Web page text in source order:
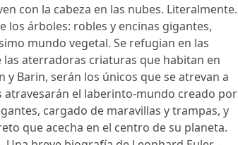
con la cabeza en las nubes. Literalmente.
los árboles: robles y encinas gigantes,
mundo vegetal. Se refugian en las
aterradoras criaturas que habitan en
y Barin, serán los únicos que se atrevan a
atravesarán el laberinto-mundo creado por
cargado de maravillas y trampas, y
que acecha en el centro de su planeta.